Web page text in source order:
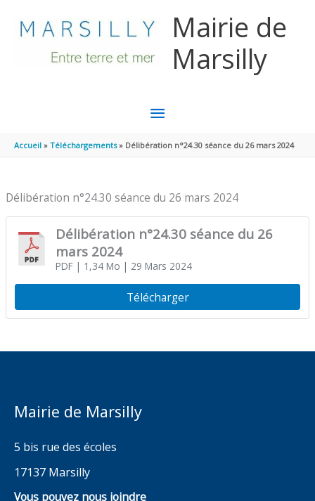
Mairie de
Marsilly
MENU
PRINCIPAL
Accueil Téléchargements Délibération n°24.30 séance du 26 mars 2024
Délibération n°24.30 séance du 26 mars 2024
Délibération n°24.30 séance du 26
mars 2024
PDF| 1,34 Mo | 29 Mars 2024
Télécharger
Mairie de Marsilly
5 bis rue des écoles
17137 Marsilly
Vous pouvez nous joindre